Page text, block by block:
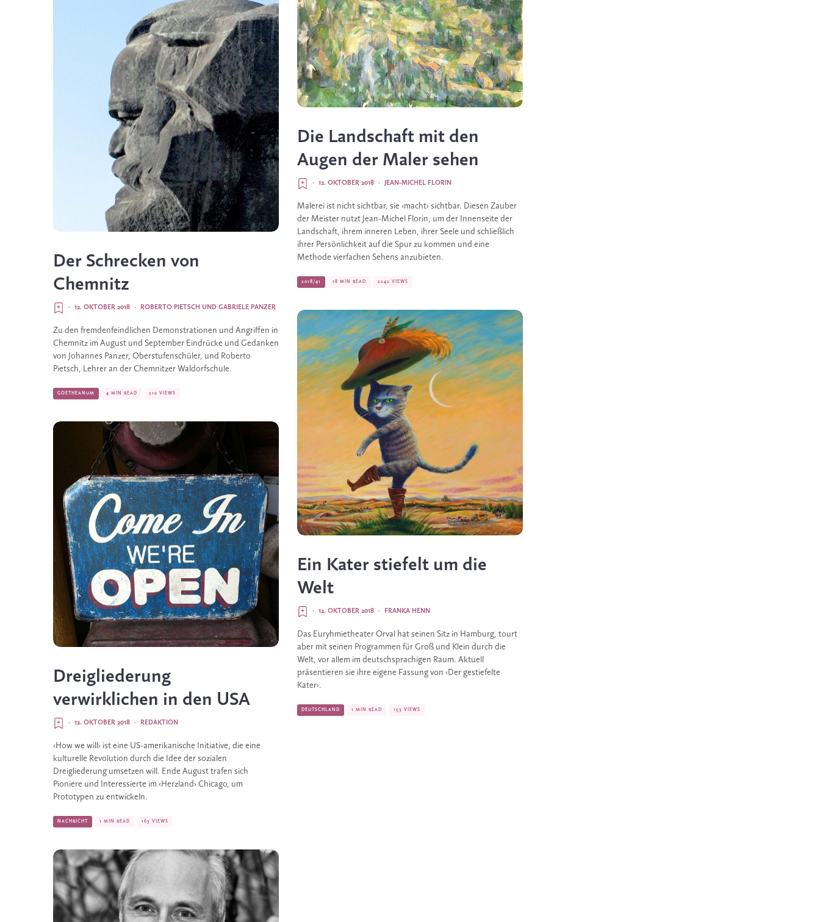
Der Schrecken von
Chemnitz
ROBERTO PIETSCH UND GABRIELE PANZER
·
12. OKTOBER 2018
·
Zu den fremdenfeindlichen Demonstrationen und Angriffen in
Chemnitz im August und September Eindrücke und Gedanken
von Johannes Panzer, Oberstufenschüler, und Roberto
Pietsch, Lehrer an der Chemnitzer Waldorfschule.
GOETHEANUM 4 MIN READ 210 VIEWS
Dreigliederung
verwirklichen in den USA
REDAKTION
·
12. OKTOBER 2018
·
‹How we will› ist eine US-amerikanische Initiative, die eine
kulturelle Revolution durch die Idee der sozialen
Dreigliederung umsetzen will. Ende August trafen sich
Pioniere und Interessierte im ‹Herzland› Chicago, um
Prototypen zu entwickeln.
NACHRICHT 1 MIN READ 163 VIEWS
Die Landschaft mit den
Augen der Maler sehen
JEAN-MICHEL FLORIN
·
12. OKTOBER 2018
·
Malerei ist nicht sichtbar, sie ‹macht› sichtbar. Diesen Zauber
der Meister nutzt Jean-Michel Florin, um der Innenseite der
Landschaft, ihrem inneren Leben, ihrer Seele und schließlich
ihrer Persönlichkeit auf die Spur zu kommen und eine
Methode vierfachen Sehens anzubieten.
2018/41 18 MIN READ 2242 VIEWS
Ein Kater stiefelt um die
Welt
FRANKA HENN
·
12. OKTOBER 2018
·
Das Euryhmietheater Orval hat seinen Sitz in Hamburg, tourt
aber mit seinen Programmen für Groß und Klein durch die
Welt, vor allem im deutschsprachigen Raum. Aktuell
präsentieren sie ihre eigene Fassung von ‹Der gestiefelte
Kater›.
DEUTSCHLAND 1 MIN READ 153 VIEWS